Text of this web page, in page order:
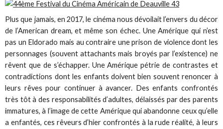
Plus que jamais, en 2017, le cinéma nous dévoilait l’envers du décor
de l’American dream, et même son échec. Une Amérique qui n’est
pas un Eldorado mais au contraire une prison de violence dont les
personnages (souvent attachants mais broyés par l’existence) ne
rêvent que de s’échapper. Une Amérique pétrie de contrastes et
contradictions dont les enfants doivent bien souvent renoncer à
leurs rêves pour continuer à avancer. Des enfants confrontés
très tôt à des responsabilités d’adultes, délaissés par des parents
immatures, à l’image de cette Amérique qui abandonne ceux qu’elle
a enfantés, ces rêveurs d’hier confrontés à la rude réalité, à leurs